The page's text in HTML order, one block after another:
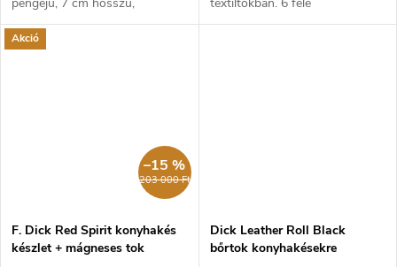
gyümölcsök, zöldségek
tisztítására és precíz
professzionális konyhai kés,
Akció
203 000 Ft
–15 %
F. Dick Red Spirit konyhakés
készlet + mágneses tok
Dick Leather Roll Black
bőrtok konyhakésekre